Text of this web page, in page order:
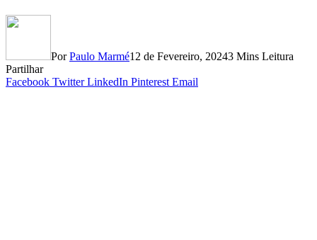
Por Paulo Marmé12 de Fevereiro, 20243 Mins Leitura
Partilhar
Facebook Twitter LinkedIn Pinterest Email